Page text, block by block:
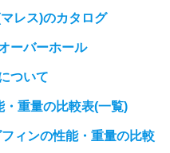
レス)のカタログ
ーバーホール
ついて
重量の比較表(一覧)
ィンの性能・重量の比較